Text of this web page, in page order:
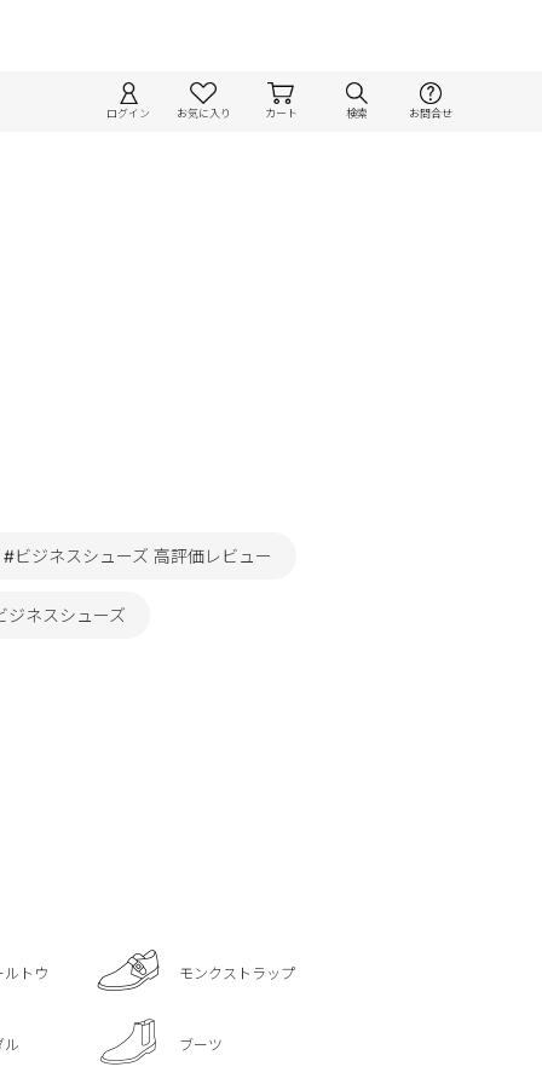
ログイン お気に入り カート 検索 お問合せ
#ビジネスシューズ 高評価レビュー
ジネスシューズ
ルトウ モンクストラップ
ル ブーツ